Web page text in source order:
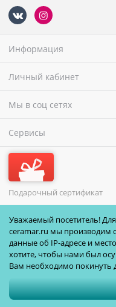
Информация
Личный кабинет
Мы в соц сетях
Сервисы
Подарочный сертификат
МЫ ПРИНИМАЕМ
Уважаемый посетитель!
ceramar.ru мы производим
данные об IP-адресе и
хотите, чтобы нами был
Вам необходимо покинуть